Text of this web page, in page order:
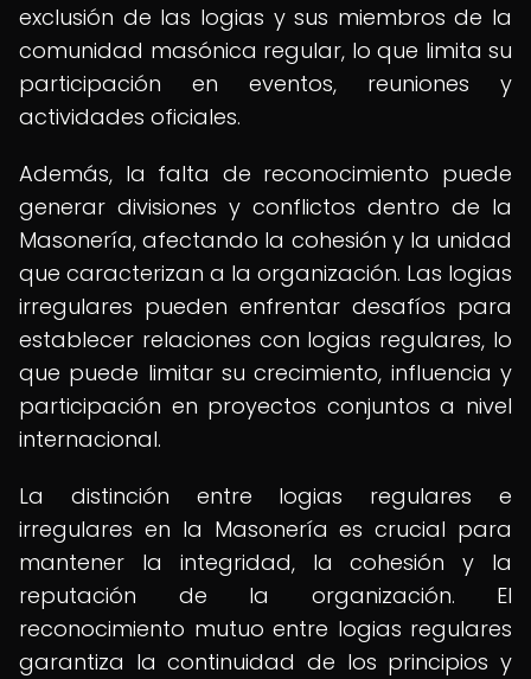
exclusión de las logias y sus miembros de la
comunidad masónica regular, lo que limita su
participación en eventos, reuniones y
actividades oficiales.
Además, la falta de reconocimiento puede
generar divisiones y conflictos dentro de la
Masonería, afectando la cohesión y la unidad
que caracterizan a la organización. Las logias
irregulares pueden enfrentar desafíos para
establecer relaciones con logias regulares, lo
que puede limitar su crecimiento, influencia y
participación en proyectos conjuntos a nivel
internacional.
La distinción entre logias regulares e
irregulares en la Masonería es crucial para
mantener la integridad, la cohesión y la
reputación de la organización. El
reconocimiento mutuo entre logias regulares
garantiza la continuidad de los principios y